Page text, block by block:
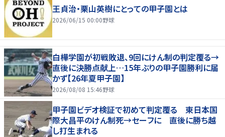
王貞治・栗山英樹にとっての甲子園とは
2026/06/15 00:00野球
白樺学園が初戦敗退、9回にけん制の判定覆る→
直後に決勝点献上…15年ぶりの甲子園勝利に届
かず【26年夏甲子園】
2026/08/08 15:46野球
甲子園ビデオ検証で初めて判定覆る 東日本国
際大昌平のけん制死→セーフに 直後に勝ち越
し打生まれる